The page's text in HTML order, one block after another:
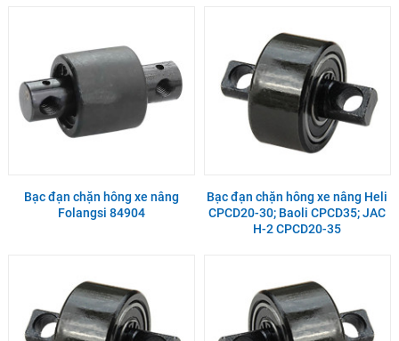
Bạc đạn chặn hông xe nâng
Folangsi 84904
Bạc đạn chặn hông xe nâng Heli
CPCD20-30; Baoli CPCD35; JAC
H-2 CPCD20-35